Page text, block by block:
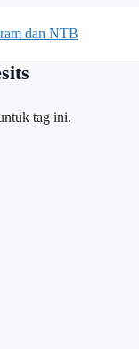
tag ini.